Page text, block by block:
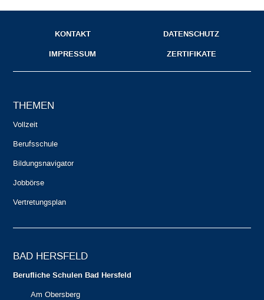
KONTAKT
DATENSCHUTZ
IMPRESSUM
ZERTIFIKATE
THEMEN
Vollzeit
Berufsschule
Bildungsnavigator
Jobbörse
Vertretungsplan
BAD HERSFELD
Berufliche Schulen Bad Hersfeld
Am Obersberg